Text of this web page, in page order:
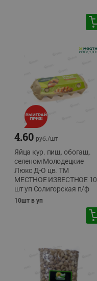
4.60 руб./шт
Яйца кур. пищ. обогащ.
селеном Молодецкие
Люкс Д-О цв. ТМ
МЕСТНОЕ ИЗВЕСТНОЕ 10
шт уп Солигорская п/ф
10шт в уп